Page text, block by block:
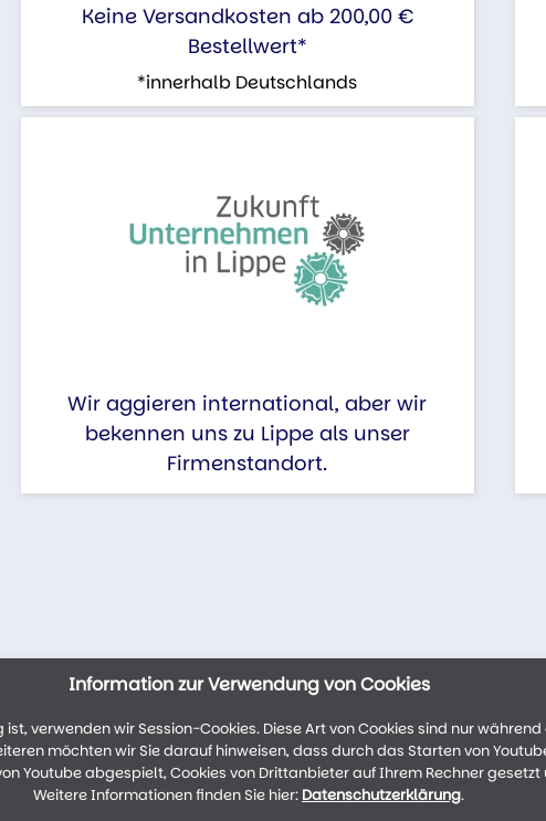
Keine Versandkosten ab 200,00 €
Bestellwert*
*innerhalb Deutschlands
Wir aggieren international, aber wir
bekennen uns zu Lippe als unser
Firmenstandort.
Information zur Verwendung von Cookies
verwenden wir Session-Cookies. Diese Art von Cookies sind nur
möchten wir Sie darauf hinweisen, dass durch das Starten von
Youtube abgespielt, Cookies von Drittanbieter auf Ihrem Rechner
Weitere Informationen finden Sie hier: Datenschutzerklärung.